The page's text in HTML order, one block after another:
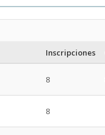
Inscripciones
8
8